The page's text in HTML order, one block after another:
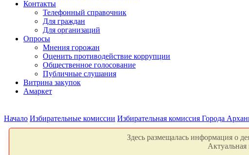
Контакты
Телефонный справочник
Для граждан
Для организаций
Опросы
Мнения горожан
Оценить противодействие коррупции
Общественное голосование
Публичные слушания
Витрина закупок
Амаркет
Начало Избирательные комиссии Избирательная комиссия Города
Здесь размещалась информация о